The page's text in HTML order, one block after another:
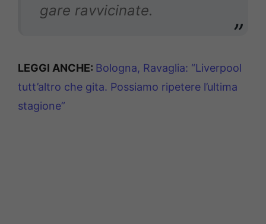
gare ravvicinate.
LEGGI ANCHE: Bologna, Ravaglia: “Liverpool
tutt’altro che gita. Possiamo ripetere l’ultima
stagione”